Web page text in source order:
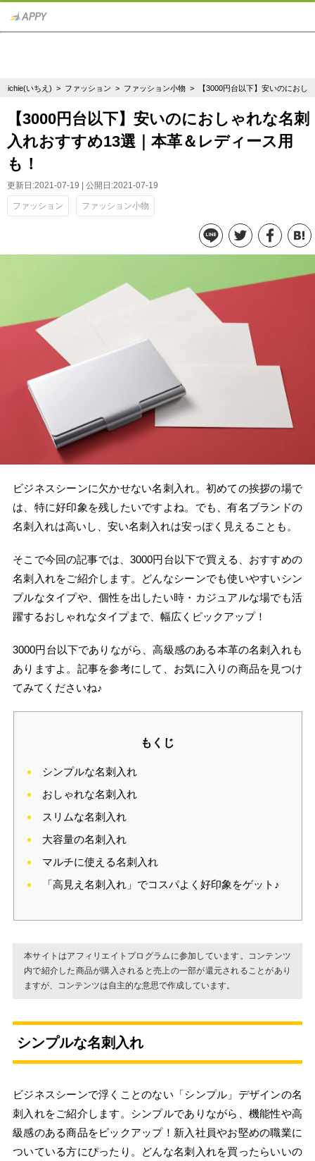
ichie(いちえ) > ファッション > ファッション小物 > 【3000円台以下】安いのにおし
【3000円台以下】安いのにおしゃれな名刺
入れおすすめ13選｜本革＆レディース用
も！
更新日:2021-07-19 | 公開日:2021-07-19
ファッション ファッション小物
ビジネスシーンに欠かせない名刺入れ。初めての挨拶の場で
は、特に好印象を残したいですよね。でも、有名ブランドの
名刺入れは高いし、安い名刺入れは安っぽく見えることも。
そこで今回の記事では、3000円台以下で買える、おすすめの
名刺入れをご紹介します。どんなシーンでも使いやすいシン
プルなタイプや、個性を出したい時・カジュアルな場でも活
躍するおしゃれなタイプまで、幅広くピックアップ！
3000円台以下でありながら、高級感のある本革の名刺入れも
ありますよ。記事を参考にして、お気に入りの商品を見つけ
てみてくださいね♪
もくじ
シンプルな名刺入れ
おしゃれな名刺入れ
スリムな名刺入れ
大容量の名刺入れ
マルチに使える名刺入れ
「高見え名刺入れ」でコスパよく好印象をゲット♪
本サイトはアフィリエイトプログラムに参加しています。コンテンツ
内で紹介した商品が購入されると売上の一部が還元されることがあり
ますが、コンテンツは自主的な意思で作成しています。
シンプルな名刺入れ
ビジネスシーンで浮くことのない「シンプル」デザインの名
刺入れをご紹介します。シンプルでありながら、機能性や高
級感のある商品をピックアップ！新入社員やお堅めの職業に
ついている方にぴったり。どんな名刺入れを買ったらいいの